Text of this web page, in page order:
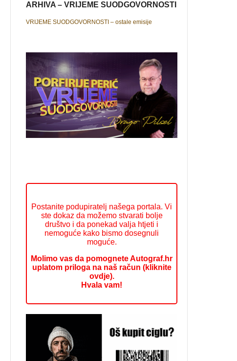
ARHIVA – VRIJEME SUODGOVORNOSTI
VRIJEME SUODGOVORNOSTI – ostale emisije
Postanite podupiratelj našega portala. Vi
ste dokaz da možemo stvarati bolje
društvo i da ponekad valja htjeti i
nemoguće kako bismo dosegnuli
moguće.
Molimo vas da pomognete Autograf.hr
uplatom priloga na naš račun (kliknite
ovdje).
Hvala vam!